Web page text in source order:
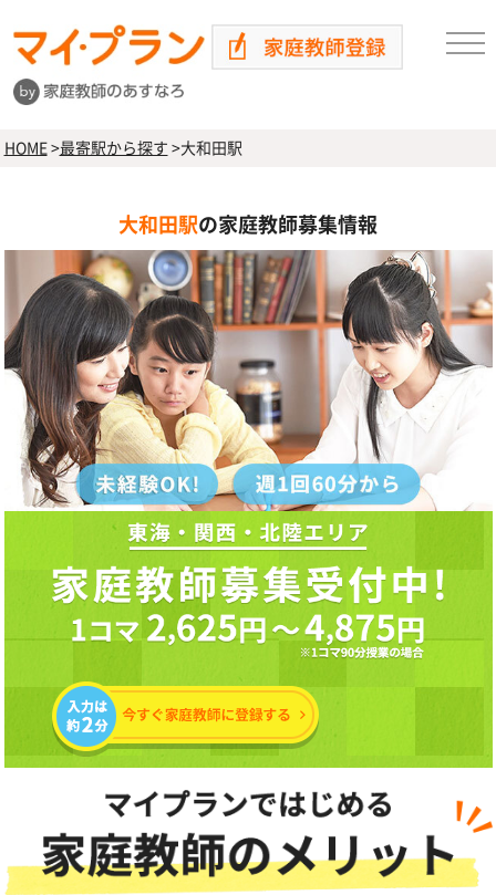
HOME>最寄駅から探す >大和田駅
大和田駅の家庭教師募集情報